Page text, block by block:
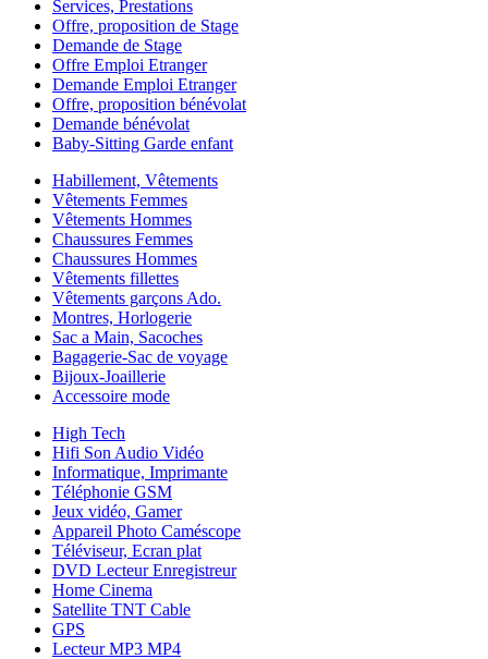
Services, Prestations
Offre, proposition de Stage
Demande de Stage
Offre Emploi Etranger
Demande Emploi Etranger
Offre, proposition bénévolat
Demande bénévolat
Baby-Sitting Garde enfant
Habillement, Vêtements
Vêtements Femmes
Vêtements Hommes
Chaussures Femmes
Chaussures Hommes
Vêtements fillettes
Vêtements garçons Ado.
Montres, Horlogerie
Sac a Main, Sacoches
Bagagerie-Sac de voyage
Bijoux-Joaillerie
Accessoire mode
High Tech
Hifi Son Audio Vidéo
Informatique, Imprimante
Téléphonie GSM
Jeux vidéo, Gamer
Appareil Photo Caméscope
Téléviseur, Ecran plat
DVD Lecteur Enregistreur
Home Cinema
Satellite TNT Cable
GPS
Lecteur MP3 MP4